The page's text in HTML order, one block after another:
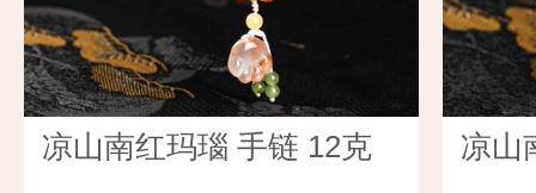
凉山南红玛瑙 手链 12克 凉山